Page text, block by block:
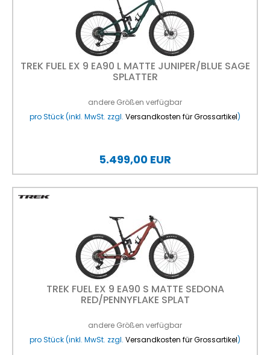
TREK FUEL EX 9 EA90 L MATTE JUNIPER/BLUE SAGE
SPLATTER
andere Größen verfügbar
pro Stück (inkl. MwSt. zzgl. Versandkosten für Grossartikel)
5.499,00 EUR
TREK FUEL EX 9 EA90 S MATTE SEDONA
RED/PENNYFLAKE SPLAT
andere Größen verfügbar
pro Stück (inkl. MwSt. zzgl. Versandkosten für Grossartikel)